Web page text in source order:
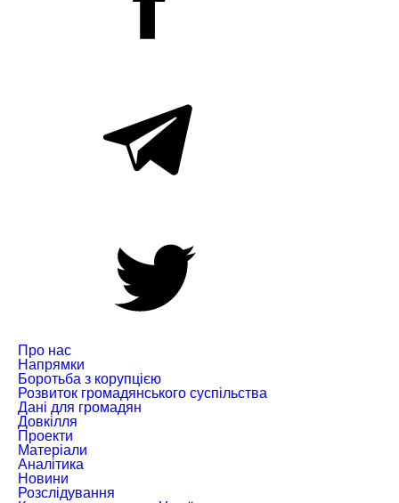
Про нас
Напрямки
Боротьба з корупцією
Розвиток громадянського суспільства
Дані для громадян
Довкілля
Проекти
Матеріали
Аналітика
Новини
Розслідування